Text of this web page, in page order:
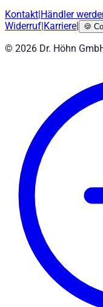
Kontakt Händler
Widerruf Karriere 🍪
© 2026 Dr. Höhn